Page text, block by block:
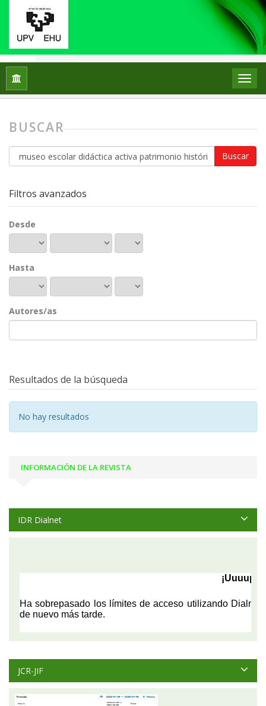
Inicio
BUSCAR
Buscar
artículos
Filtros avanzados
Desde
Hasta
Autores/as
Resultados de la búsqueda
No hay resultados
INFORMACIÓN DE LA REVISTA
IDR Dialnet
JCR-JIF